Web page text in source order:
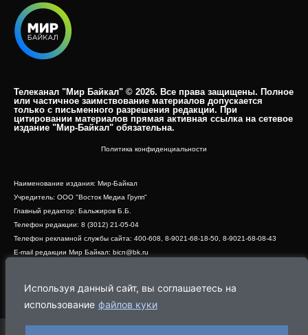
Используя данный сайт, вы соглашаетесь на
использование файлов куки
Телеканал "Мир Байкал" © 2026. Все права защищены. Полное
или частичное заимствование материалов допускается
только с письменного разрешения редакции. При
цитировании материалов прямая активная ссылка на сетевое
издание "Мир-Байкал" обязательна.​
Политика конфиденциальности
Наименование издания: Мир-Байкал
Учредитель: ООО "Восток Медиа Групп"
Главный редактор: Бальжиров Б.Б.
Телефон редакции: 8 (3012) 21-05-04
Телефон рекламной службы сайта: 400-608, 8-9021-68-18-50, 8-9021-68-08-43
E-mail редакции Мир Байкал: bicn@bk.ru
Адрес редакции: 670000, г. Улан-Удэ, ул. Профсоюзная, дом 44, офис 1